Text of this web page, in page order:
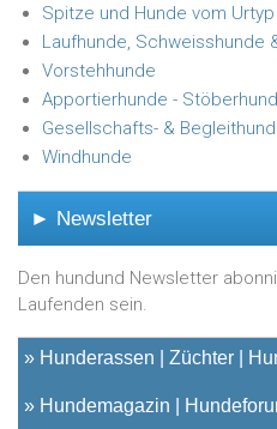
Spitze und Hunde vom Urtyp
Laufhunde, Schweisshunde
Vorstehhunde
Apportierhunde -
Gesellschafts- &
Windhunde
► Newsletter
Den hundund Newsletter
Laufenden sein.
» Hunderassen Züchter
» Hundemagazin